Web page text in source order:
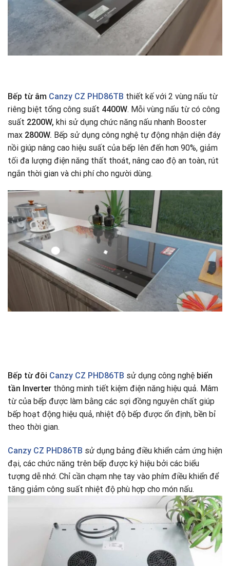
Bếp từ âm Canzy CZ PHD86TB thiết kế với 2 vùng nấu từ
riêng biệt tổng công suất 4400W. Mỗi vùng nấu từ có công
suất 2200W, khi sử dụng chức năng nấu nhanh Booster
max 2800W. Bếp sử dụng công nghệ tự động nhận diện đáy
nồi giúp nâng cao hiệu suất của bếp lên đến hơn 90%, giảm
tối đa lượng điện năng thất thoát, nâng cao độ an toàn, rút
ngắn thời gian và chi phí cho người dùng.
Bếp từ đôi Canzy CZ PHD86TB sử dụng công nghệ biến
tần Inverter thông minh tiết kiệm điện năng hiệu quả. Mâm
từ của bếp được làm bằng các sợi đồng nguyên chất giúp
bếp hoạt động hiệu quả, nhiệt độ bếp được ổn định, bền bỉ
theo thời gian.
Canzy CZ PHD86TB sử dụng bảng điều khiển cảm ứng hiện
đại, các chức năng trên bếp được ký hiệu bởi các biểu
tượng dễ nhớ. Chỉ cần chạm nhẹ tay vào phím điều khiển để
tăng giảm công suất nhiệt độ phù hợp cho món nấu.